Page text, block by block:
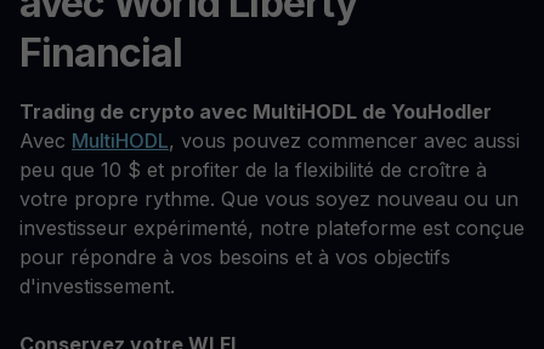
Financial
Trading de crypto avec MultiHODL de YouHodler
Avec MultiHODL, vous pouvez commencer avec aussi
peu que 10 $ et profiter de la flexibilité de croître à
votre propre rythme. Que vous soyez nouveau ou un
investisseur expérimenté, notre plateforme est conçue
pour répondre à vos besoins et à vos objectifs
d'investissement.
Conservez votre WLFI